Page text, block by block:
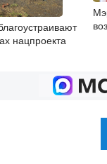
нацпроекта